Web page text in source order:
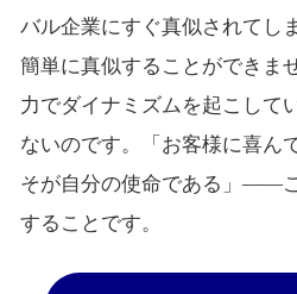
バル企業にすぐ真似されてし
簡単に真似することができま
力でダイナミズムを起こして
ないのです。「お客様に喜ん
そが自分の使命である」――
することです。